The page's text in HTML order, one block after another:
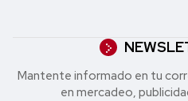
Mantente informado en tu
en mercadeo,